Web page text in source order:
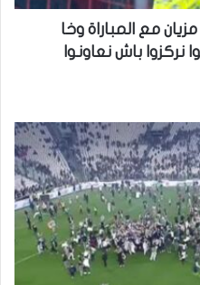
مع المباراة وخا
باش نعاونوا